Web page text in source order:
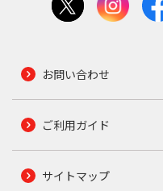
お問い合わせ
ご利用ガイド
サイトマップ